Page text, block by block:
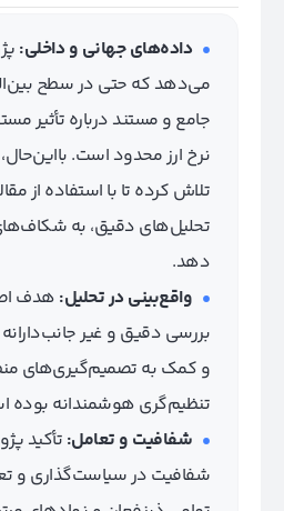
داده‌های جهانی و داخلی:
می‌دهد که حتی در سطح
جامع و مستند درباره تأثیر
نرخ ارز محدود است.
تلاش کرده تا با استفاده از
تحلیل‌های دقیق، به
دهد.
واقع‌بینی در تحلیل:هدف
بررسی دقیق و غیر جانب‌دارانه
و کمک به تصمیم‌گیری‌های
تنظیم‌گری هوشمندانه بوده
شفافیت و تعامل: تأکید
شفافیت در سیاست‌گذاری و